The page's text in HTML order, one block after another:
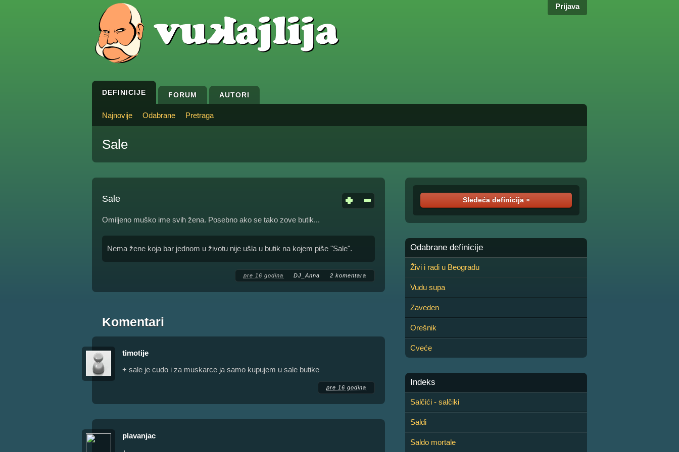
Prijava
DEFINICIJE FORUM AUTORI
Najnovije Odabrane Pretraga
Sale
Sale
Omiljeno muško ime svih žena. Posebno ako se tako zove butik...
Nema žene koja bar jednom u životu nije ušla u butik na kojem piše "Sale".
pre 16 godina DJ_Anna 2 komentara
Komentari
timotije
+ sale je cudo i za muskarce ja samo kupujem u sale butike
pre 16 godina
plavanjac
Sledeća definicija »
Odabrane definicije
Živi i radi u Beogradu
Vudu supa
Zaveden
Orešnik
Cveće
Indeks
Salčići - salčiki
Saldi
Saldo mortale